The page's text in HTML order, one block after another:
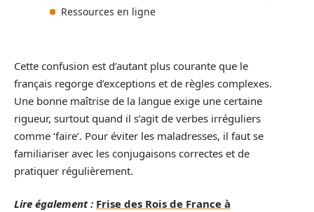
Ressources en ligne
Cette confusion est d’autant plus courante que le
français regorge d’exceptions et de règles complexes.
Une bonne maîtrise de la langue exige une certaine
rigueur, surtout quand il s’agit de verbes irréguliers
comme ‘faire’. Pour éviter les maladresses, il faut se
familiariser avec les conjugaisons correctes et de
pratiquer régulièrement.
Lire également : Frise des Rois de France à